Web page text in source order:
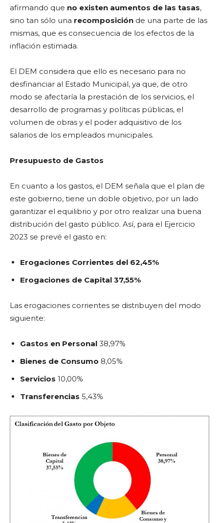
afirmando que no existen aumentos de las tasas,
sino tan sólo una recomposición de una parte de las
mismas, que es consecuencia de los efectos de la
inflación estimada.
El DEM considera que ello es necesario para no
desfinanciar al Estado Municipal, ya que, de otro
modo se afectaría la prestación de los servicios, el
desarrollo de programas y políticas públicas, el
volumen de obras y el poder adquisitivo de los
salarios de los empleados municipales.
Presupuesto de Gastos
En cuanto a los gastos, el DEM señala que el plan de
este gobierno, tiene un doble objetivo, por un lado
garantizar el equilibrio y por otro realizar una buena
distribución del gasto público. Así, para el Ejercicio
2023 se prevé el gasto en:
Erogaciones Corrientes del 62,45%
Erogaciones de Capital 37,55%
Las erogaciones corrientes se distribuyen del modo
siguiente:
Gastos en Personal 38,97%
Bienes de Consumo 8,05%
Servicios 10,00%
Transferencias 5,43%